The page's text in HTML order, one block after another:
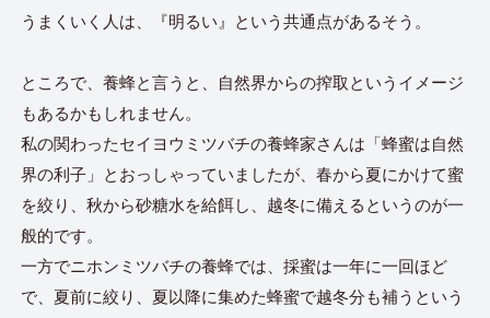
うまくいく人は、『明るい』という共通点があるそう。
ところで、養蜂と言うと、自然界からの搾取というイメージ
もあるかもしれません。
私の関わったセイヨウミツバチの養蜂家さんは「蜂蜜は自然
界の利子」とおっしゃっていましたが、春から夏にかけて蜜
を絞り、秋から砂糖水を給餌し、越冬に備えるというのが一
般的です。
一方でニホンミツバチの養蜂では、採蜜は一年に一回ほど
で、夏前に絞り、夏以降に集めた蜂蜜で越冬分も補うという